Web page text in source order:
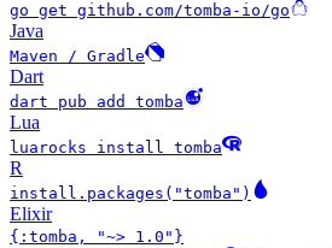
go get github.com/tomba-io/go
Java
Maven / Gradle
Dart
dart pub add tomba
Lua
luarocks install tomba
R
install.packages("tomba")
Elixir
{:tomba, "~> 1.0"}